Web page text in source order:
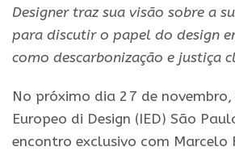
Designer traz sua visão sobre a
para discutir o papel do design
como descarbonização e justiça
No próximo dia 27 de
Europeo di Design (IED) São
encontro exclusivo com Marcelo